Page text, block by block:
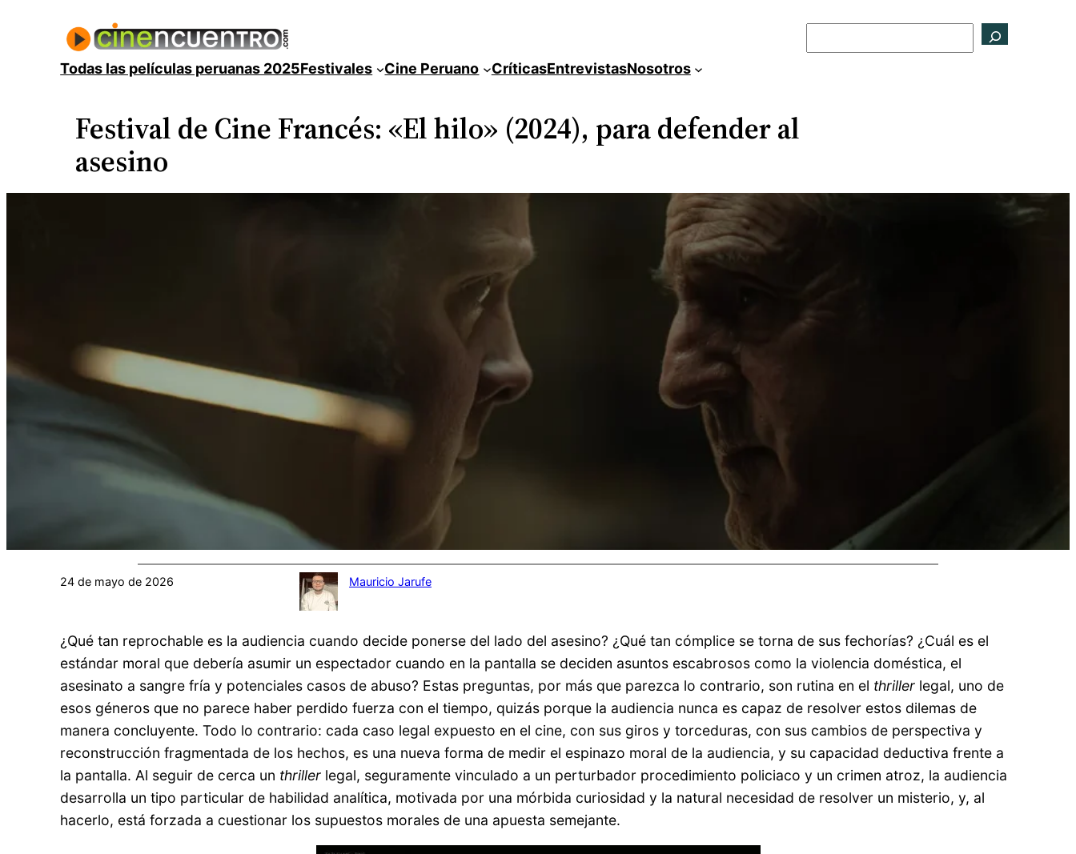
contenidoTodas las películas peruanas 2025Festivales Cine Peruano CríticasEntrevistasNosotros
Festival de Cine Francés: «El hilo» (2024), para defender al
asesino
24 de mayo de 2026 Mauricio Jarufe
¿Qué tan reprochable es la audiencia cuando decide ponerse del lado del asesino? ¿Qué tan cómplice se torna de sus fechorías? ¿Cuál es el
estándar moral que debería asumir un espectador cuando en la pantalla se deciden asuntos escabrosos como la violencia doméstica, el
asesinato a sangre fría y potenciales casos de abuso? Estas preguntas, por más que parezca lo contrario, son rutina en el thriller legal, uno de
esos géneros que no parece haber perdido fuerza con el tiempo, quizás porque la audiencia nunca es capaz de resolver estos dilemas de
manera concluyente. Todo lo contrario: cada caso legal expuesto en el cine, con sus giros y torceduras, con sus cambios de perspectiva y
reconstrucción fragmentada de los hechos, es una nueva forma de medir el espinazo moral de la audiencia, y su capacidad deductiva frente a
la pantalla. Al seguir de cerca un thriller legal, seguramente vinculado a un perturbador procedimiento policiaco y un crimen atroz, la audiencia
desarrolla un tipo particular de habilidad analítica, motivada por una mórbida curiosidad y la natural necesidad de resolver un misterio, y, al
hacerlo, está forzada a cuestionar los supuestos morales de una apuesta semejante.